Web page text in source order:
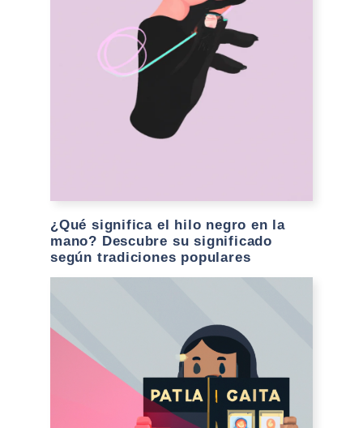
¿Qué significa el hilo negro en la
mano? Descubre su significado
según tradiciones populares